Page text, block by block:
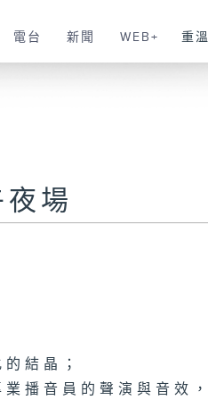
電台 新聞 WEB+ 重溫
場
結晶；
播音員的聲演與音效，